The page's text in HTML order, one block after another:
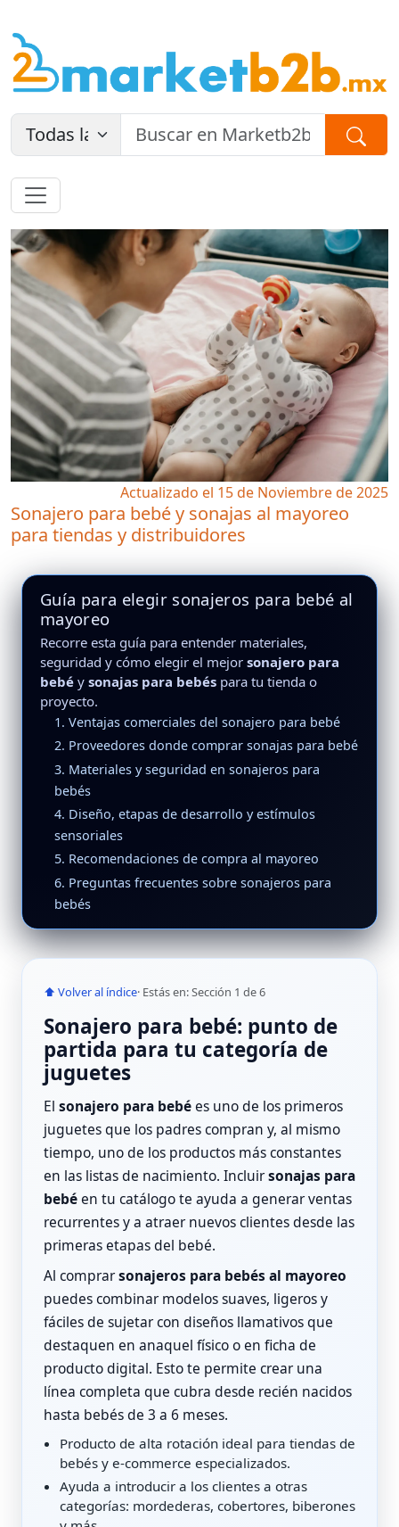
Actualizado el 15 de Noviembre de 2025
Sonajero para bebé y sonajas al mayoreo
para tiendas y distribuidores
Guía para elegir sonajeros para bebé al
mayoreo
Recorre esta guía para entender materiales,
seguridad y cómo elegir el mejor sonajero para
bebé y sonajas para bebés para tu tienda o
proyecto.
1. Ventajas comerciales del sonajero para bebé
2. Proveedores donde comprar sonajas para bebé
3. Materiales y seguridad en sonajeros para
bebés
4. Diseño, etapas de desarrollo y estímulos
sensoriales
5. Recomendaciones de compra al mayoreo
6. Preguntas frecuentes sobre sonajeros para
bebés
⬆ Volver al índice· Estás en: Sección 1 de 6
Sonajero para bebé: punto de
partida para tu categoría de
juguetes
El sonajero para bebées uno de los primeros
juguetes que los padres compran y, al mismo
tiempo, uno de los productos más constantes
en las listas de nacimiento. Incluirsonajas para
bebéen tu catálogo te ayuda a generar ventas
recurrentes y a atraer nuevos clientes desde las
primeras etapas del bebé.
Al comprarsonajeros para bebés al mayoreo
puedes combinar modelos suaves, ligeros y
fáciles de sujetar con diseños llamativos que
destaquen en anaquel físico o en ficha de
producto digital. Esto te permite crear una
línea completa que cubra desde recién nacidos
hasta bebés de 3 a 6 meses.
Producto de alta rotación ideal para tiendas de
bebés y e‑commerce especializados.
Ayuda a introducir a los clientes a otras
categorías: mordederas, cobertores, biberones